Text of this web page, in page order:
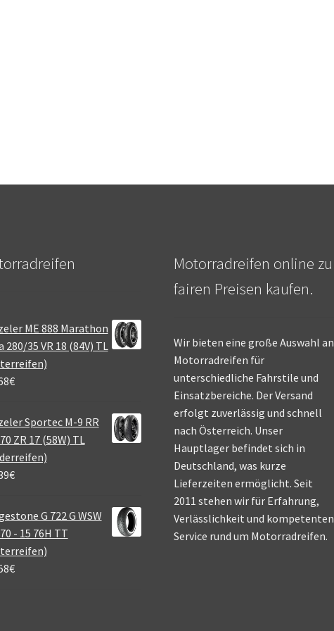
ME 888 Marathon
280/35 VR 18 (84V) TL
€
Sportec M-9 RR
ZR 17 (58W) TL
€
G 722 G WSW
- 15 76H TT
€
Motorradreifen online zu
fairen Preisen kaufen.
Wir bieten eine große Auswahl an
Motorradreifen für
unterschiedliche Fahrstile und
Einsatzbereiche. Der Versand
erfolgt zuverlässig und schnell
nach Österreich. Unser
Hauptlager befindet sich in
Deutschland, was kurze
Lieferzeiten ermöglicht. Seit
2011 stehen wir für Erfahrung,
Verlässlichkeit und kompetenten
Service rund um Motorradreifen.